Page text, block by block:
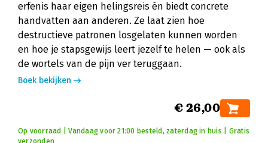
erfenis haar eigen helingsreis én biedt concrete
handvatten aan anderen. Ze laat zien hoe
destructieve patronen losgelaten kunnen worden
en hoe je stapsgewijs leert jezelf te helen — ook als
de wortels van de pijn ver teruggaan.
Boek bekijken
€ 26,00
Op voorraad | Vandaag voor 21:00 besteld, zaterdag in huis | Gratis
verzonden